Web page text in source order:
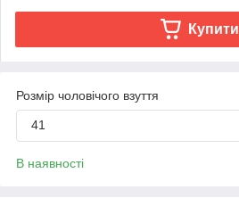
Купити
Розмір чоловічого взуття
41
В наявності